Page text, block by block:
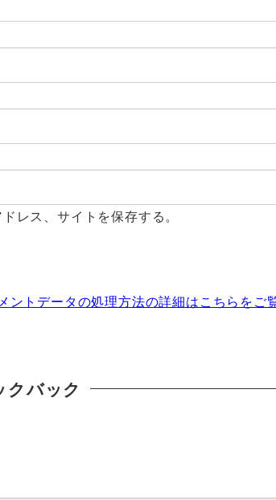
レス、サイトを保存する。
ントデータの処理方法の詳細はこちらをご
クバック